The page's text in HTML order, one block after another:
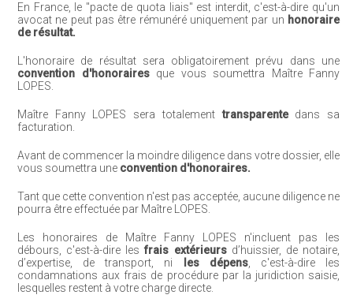
En France, le "pacte de quota liais" est interdit, c'est-à-dire qu'un
avocat ne peut pas être rémunéré uniquement par un honoraire
de résultat.
L'honoraire de résultat sera obligatoirement prévu dans une
convention d'honorairesque vous soumettra Maître Fanny
LOPES.
Maître Fanny LOPES sera totalementtransparentedans sa
facturation.
Avant de commencer la moindre diligence dans votre dossier, elle
vous soumettra une convention d'honoraires.
Tant que cette convention n'est pas acceptée, aucune diligence ne
pourra être effectuée par Maître LOPES.
Les honoraires de Maître Fanny LOPES n'incluent pas les
débours, c'est-à-dire lesfrais extérieursd’huissier, de notaire,
d’expertise, de transport, ni
les dépens, c'est-à-dire les
condamnations aux frais de procédure par la juridiction saisie,
lesquelles restent à votre charge directe.